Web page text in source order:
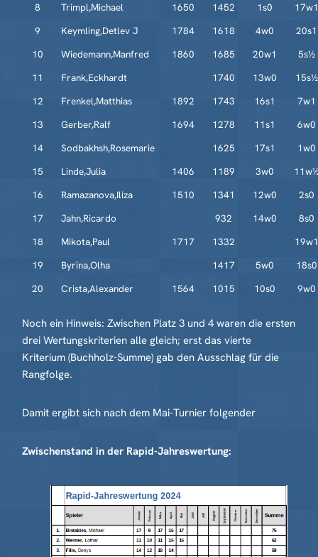
8
Trimpl,Michael 1650 1452 1s0
17w1
9
Keymling,Detlev J 1784 1618 4w0
20s1
10
Wiedemann,Manfred 1860 1685 20w1
5s½
11
Frank,Eckhardt 1740 13w0
15s½
12
Frenkel,Matthias 1892 1743 16s1
7w1
13
Gerber,Ralf 1694 1278 11s1
6w0
14
Sodbakhsh,Rosemarie 1625 17s1
1w0
15
Linde,Julia 1406 1189 3w0
16
Ramazanova,Iliza 1510 1341 12w0
2s0
17
Jahn,Ricardo 932 14w0
8s0
18
Mikota,Paul 1717 1332
19w1
19
Byrina,Olha 1417 5w0
18s0
20
Crista,Alexander 1564 1015 10s0 9w0
Noch ein Hinweis: Zwischen Platz 3 und 4 waren die ersten
drei Wertungskriterien alle gleich; erst das vierte
Kriterium (Buchholz-Summe) gab den Ausschlag für die
Rangfolge.
Damit ergibt sich nach dem Mai-Turnier folgender
Zwischenstand in der Rapid-Jahreswertung: